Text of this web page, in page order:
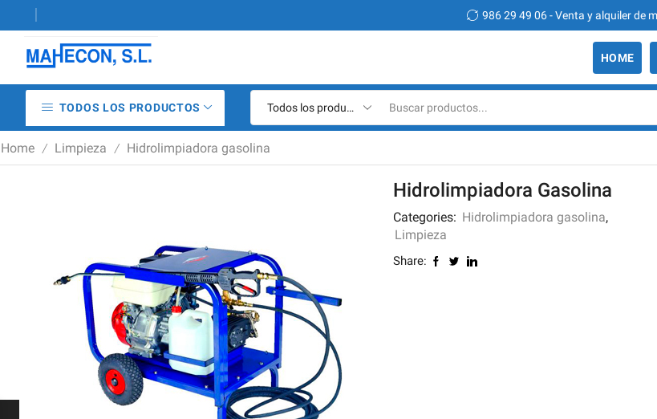
986 29 49 06 - Venta y alquiler de maquinaria de construcción
HOME
TODOS LOS PRODUCTOS
Home / Limpieza / Hidrolimpiadora gasolina
Hidrolimpiadora Gasolina
Categories: Hidrolimpiadora gasolina,
Limpieza
Share: